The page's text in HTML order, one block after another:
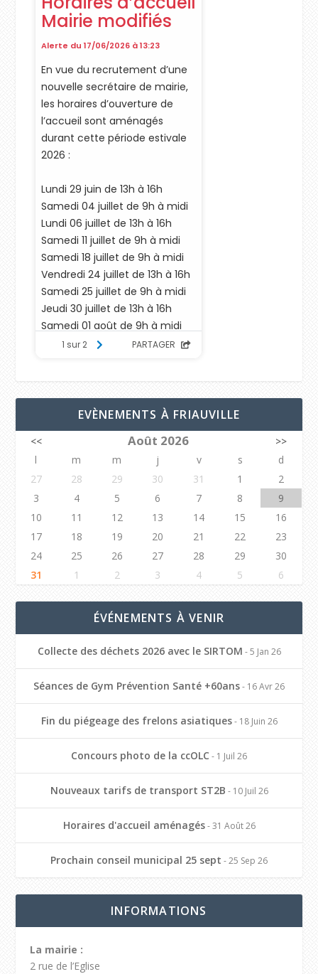
EVÈNEMENTS À FRIAUVILLE
<< Août 2026
>>
l
m m j v s
d
27
28 29 30 31 1
2
3
4 5 6 7 8
9
10
11 12 13 14 15
16
17
18 19 20 21 22
23
24
25 26 27 28 29
30
31
1 2 3 4 5 6
ÉVÉNEMENTS À VENIR
Collecte des déchets 2026 avec le SIRTOM - 5 Jan 26
Séances de Gym Prévention Santé +60ans- 16 Avr 26
Fin du piégeage des frelons asiatiques- 18 Juin 26
Concours photo de la ccOLC - 1 Juil 26
Nouveaux tarifs de transport ST2B - 10 Juil 26
Horaires d'accueil aménagés- 31 Août 26
Prochain conseil municipal 25 sept - 25 Sep 26
INFORMATIONS
La mairie :
2 rue de l’Eglise